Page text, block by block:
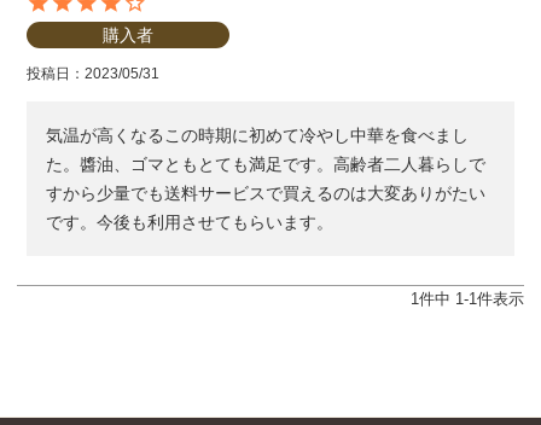
購入者
投稿日 2023/05/31
気温が高くなるこの時期に初めて冷やし中華を食べまし
た。醬油、ゴマともとても満足です。高齢者二人暮らしで
すから少量でも送料サービスで買えるのは大変ありがたい
です。今後も利用させてもらいます。
1件中 1-1件表示